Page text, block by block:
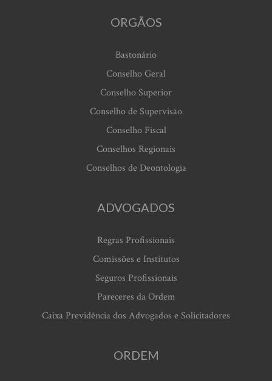
ORGÃOS
Bastonário
Conselho Geral
Conselho Superior
Conselho de Supervisão
Conselho Fiscal
Conselhos Regionais
Conselhos de Deontologia
ADVOGADOS
Regras Profissionais
Comissões e Institutos
Seguros Profissionais
Pareceres da Ordem
Caixa Previdência dos Advogados e Solicitadores
ORDEM